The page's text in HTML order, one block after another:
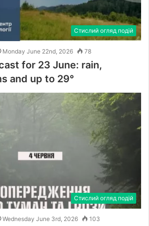
Стислий огляд подій
Monday June 22nd, 2026 78
for 23 June: rain,
and up to 29°
Стислий огляд подій
Wednesday June 3rd, 2026 103